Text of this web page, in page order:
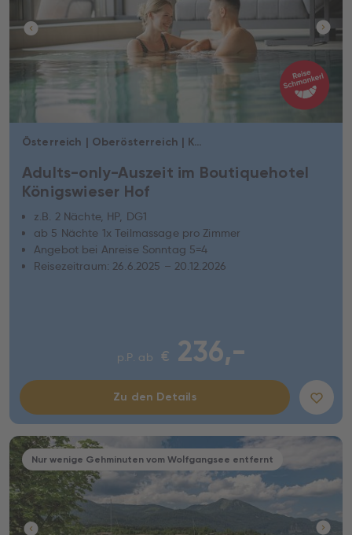
Österreich | Oberösterreich | Königswiesen
Adults-only-Auszeit im Boutiquehotel
Königswieser Hof
z.B. 2 Nächte, HP, DG1
ab 5 Nächte 1x Teilmassage pro Zimmer
Angebot bei Anreise Sonntag 5=4
Reisezeitraum: 26.6.2025 – 20.12.2026
p.P. ab € 236,-
Zu den Details
Nur wenige Gehminuten vom Wolfgangsee entfernt